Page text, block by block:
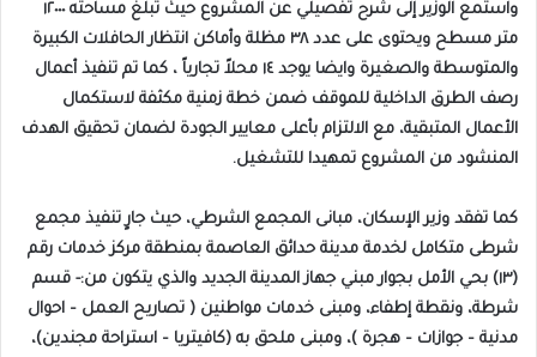
واستمع الوزير إلى شرح تفصيلي عن المشروع حيث تبلغ مساحته ١٢٠٠٠
متر مسطح ويحتوى على عدد ٣٨ مظلة وأماكن انتظار الحافلات الكبيرة
والمتوسطة والصغيرة وايضا يوجد ١٤ محلاً تجارياً ، كما تم تنفيذ أعمال
رصف الطرق الداخلية للموقف ضمن خطة زمنية مكثفة لاستكمال
الأعمال المتبقية، مع الالتزام بأعلى معايير الجودة لضمان تحقيق الهدف
المنشود من المشروع تمهيدا للتشغيل.
كما تفقد وزير الإسكان، مبانى المجمع الشرطي، حيث جارٍ تنفيذ مجمع
شرطى متكامل لخدمة مدينة حدائق العاصمة بمنطقة مركز خدمات رقم
(١٣) بحي الأمل بجوار مبني جهاز المدينة الجديد والذي يتكون من:- قسم
شرطة، ونقطة إطفاء، ومبنى خدمات مواطنين ( تصاريح العمل – احوال
مدنية – جوازات – هجرة )، ومبنى ملحق به (كافيتريا – استراحة مجندين)،